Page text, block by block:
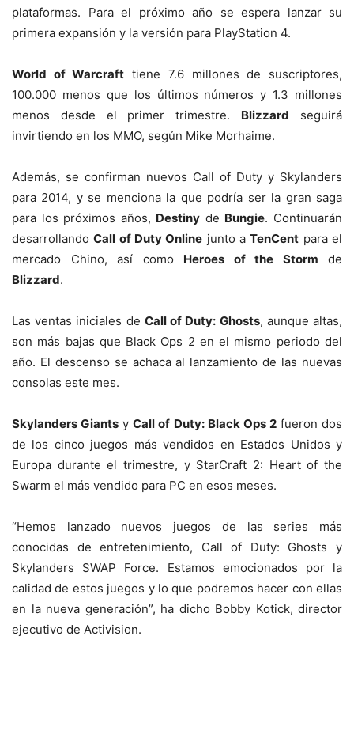
plataformas. Para el próximo año se espera lanzar su
primera expansión y la versión para PlayStation 4.
World of Warcraft tiene 7.6 millones de suscriptores,
100.000 menos que los últimos números y 1.3 millones
menos desde el primer trimestre. Blizzard seguirá
invirtiendo en los MMO, según Mike Morhaime.
Además, se confirman nuevos Call of Duty y Skylanders
para 2014, y se menciona la que podría ser la gran saga
para los próximos años, Destiny de Bungie. Continuarán
desarrollandoCall of Duty Online junto aTenCent para el
mercado Chino, así como Heroes of the Storm de
Blizzard.
Las ventas iniciales de Call of Duty: Ghosts, aunque altas,
son más bajas que Black Ops 2 en el mismo periodo del
año. El descenso se achaca al lanzamiento de las nuevas
consolas este mes.
Skylanders Giants yCall of Duty: Black Ops 2fueron dos
de los cinco juegos más vendidos en Estados Unidos y
Europa durante el trimestre, y StarCraft 2: Heart of the
Swarm el más vendido para PC en esos meses.
“Hemos lanzado nuevos juegos de las series más
conocidas de entretenimiento, Call of Duty: Ghosts y
Skylanders SWAP Force. Estamos emocionados por la
calidad de estos juegos y lo que podremos hacer con ellas
en la nueva generación”, ha dicho Bobby Kotick, director
ejecutivo de Activision.